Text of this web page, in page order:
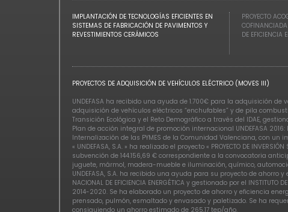
IMPLANTACIÓN DE TECNOLOGÍAS EFICIENTES EN
SISTEMAS DE FABRICACIÓN DE PAVIMENTOS Y
REVESTIMIENTOS CERÁMICOS
PROYECTO
COFINANCIADA
DE EFICIENCIA
PROYECTOS DE ADQUISICIÓN DE VEHÍCULOS ELÉCTRICO (MOVES III)
UNDEFASA ha recibido una ayuda de 1.700€ para la adquisición de
adquisición de vehículos eléctricos “enchufables” y de pila
Transición Ecológica y el Reto Demográfico a través del IDAE,
Plan de acción integral de promoción internacional UNDEFASA
Internalización de las PYMES de la Comunidad Valenciana, con un
« UNDEFASA, S.A. » ha realizado el proyecto « PROYECTO DE INVERSIÓN
subvención de 144.156,69 € correspondiente a la convocatoria
juguete, mármol, madera-mueble e iluminación, químico,
UNDEFASA, S.A. ha recibido una ayuda para su proyecto de ahorro y
NACIONAL DE EFICIENCIA ENERGÉTICA y gestionado por el
2014-2020. Se ha elaborado un proyecto de ahorro y eficiencia
prensado, pulmón, esmaltado y envasado y paletizado. Se ha
consiguiendo un ahorro estimado de 265,17 tep/año.